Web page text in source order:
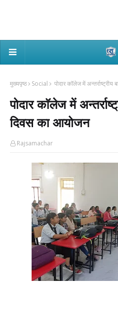
मुख्यपृष्ठ Social पोदार काॅलेज में
पोदार काॅलेज में
दिवस का आयोजन
Rajsamachar